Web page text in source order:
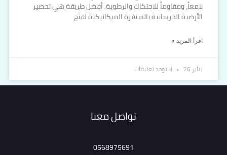
لامعاً، ومقاوماً للاحتكاك والرطوبة. أفضل طريقة هي تحضير
الأرضية الخرسانية بالسنفرة الميكانيكية لفتح
اقرأ المزيد »
يناير 26 لا توجد تعليقات
تواصل معنا
0568975691